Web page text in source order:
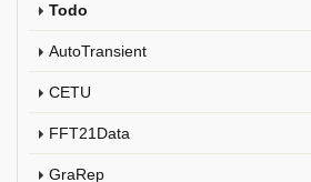
Todo
AutoTransient
CETU
FFT21Data
GraRep